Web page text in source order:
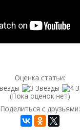
Оценка статьи:
(Пока оценок нет)
Поделиться с друзьями: